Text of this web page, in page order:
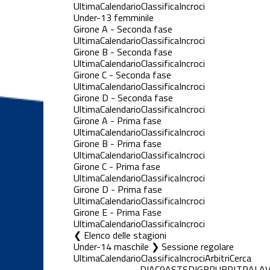
UltimaCalendarioClassificaIncroci
Under-13 femminile
Girone A - Seconda fase
UltimaCalendarioClassificaIncroci
Girone B - Seconda fase
UltimaCalendarioClassificaIncroci
Girone C - Seconda fase
UltimaCalendarioClassificaIncroci
Girone D - Seconda fase
UltimaCalendarioClassificaIncroci
Girone A - Prima fase
UltimaCalendarioClassificaIncroci
Girone B - Prima fase
UltimaCalendarioClassificaIncroci
Girone C - Prima fase
UltimaCalendarioClassificaIncroci
Girone D - Prima fase
UltimaCalendarioClassificaIncroci
Girone E - Prima Fase
UltimaCalendarioClassificaIncroci
Elenco delle stagioni
Under-14 maschile ❯ Sessione regolare
UltimaCalendarioClassificaIncrociArbitriCerca